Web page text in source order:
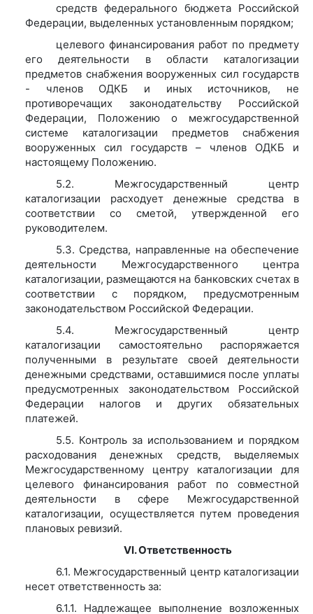
средств федерального бюджета Российской
Федерации, выделенных установленным порядком;
целевого финансирования работ по предмету
его деятельности в области каталогизации
предметов снабжения вооруженных сил государств
- членов ОДКБ и иных источников, не
противоречащих законодательству Российской
Федерации, Положению о межгосударственной
системе каталогизации предметов снабжения
вооруженных сил государств – членов ОДКБ и
настоящему Положению.
5.2. Межгосударственный центр
каталогизации расходует денежные средства в
соответствии со сметой, утвержденной его
руководителем.
5.3. Средства, направленные на обеспечение
деятельности Межгосударственного центра
каталогизации, размещаются на банковских счетах в
соответствии с порядком, предусмотренным
законодательством Российской Федерации.
5.4. Межгосударственный центр
каталогизации самостоятельно распоряжается
полученными в результате своей деятельности
денежными средствами, оставшимися после уплаты
предусмотренных законодательством Российской
Федерации налогов и других обязательных
платежей.
5.5. Контроль за использованием и порядком
расходования денежных средств, выделяемых
Межгосударственному центру каталогизации для
целевого финансирования работ по совместной
деятельности в сфере Межгосударственной
каталогизации, осуществляется путем проведения
плановых ревизий.
VI. Ответственность
6.1. Межгосударственный центр каталогизации
несет ответственность за:
6.1.1. Надлежащее выполнение возложенных